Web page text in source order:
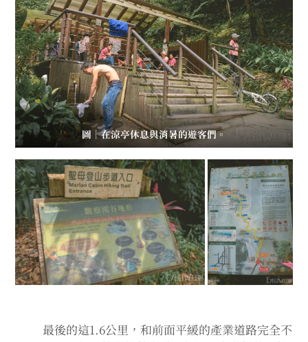
圖｜在涼亭休息與消暑的遊客們。
最後的這1.6公里，和前面平緩的產業道路完全不